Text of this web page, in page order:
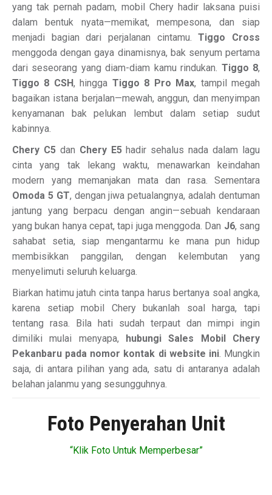
yang tak pernah padam, mobil Chery hadir laksana puisi
dalam bentuk nyata—memikat, mempesona, dan siap
menjadi bagian dari perjalanan cintamu.Tiggo Cross
menggoda dengan gaya dinamisnya, bak senyum pertama
dari seseorang yang diam-diam kamu rindukan. Tiggo 8,
Tiggo 8 CSH, hingga Tiggo 8 Pro Max, tampil megah
bagaikan istana berjalan—mewah, anggun, dan menyimpan
kenyamanan bak pelukan lembut dalam setiap sudut
kabinnya.
Chery C5dan Chery E5hadir sehalus nada dalam lagu
cinta yang tak lekang waktu, menawarkan keindahan
modern yang memanjakan mata dan rasa. Sementara
Omoda 5 GT, dengan jiwa petualangnya, adalah dentuman
jantung yang berpacu dengan angin—sebuah kendaraan
yang bukan hanya cepat, tapi juga menggoda. Dan J6, sang
sahabat setia, siap mengantarmu ke mana pun hidup
membisikkan panggilan, dengan kelembutan yang
menyelimuti seluruh keluarga.
Biarkan hatimu jatuh cinta tanpa harus bertanya soal angka,
karena setiap mobil Chery bukanlah soal harga, tapi
tentang rasa. Bila hati sudah terpaut dan mimpi ingin
dimiliki mulai menyapa, hubungi Sales Mobil Chery
Pekanbaru pada nomor kontak di website ini. Mungkin
saja, di antara pilihan yang ada, satu di antaranya adalah
belahan jalanmu yang sesungguhnya.
Foto Penyerahan Unit
“Klik Foto Untuk Memperbesar”